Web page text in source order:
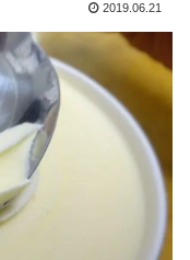
2019.06.21